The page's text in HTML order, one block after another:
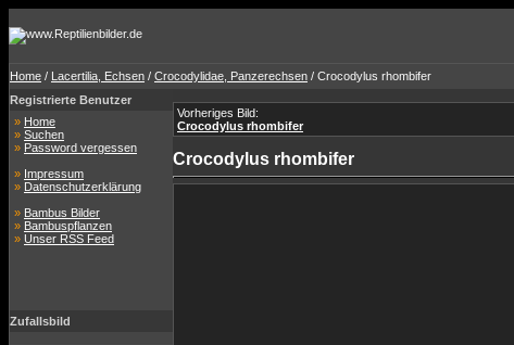
Home / Lacertilia, Echsen / Crocodylidae, Panzerechsen / Crocodylus rhombifer
Registrierte Benutzer
» Home
» Suchen
» Password vergessen
» Impressum
» Datenschutzerklärung
» Bambus Bilder
» Bambuspflanzen
» Unser RSS Feed
Zufallsbild
Vorheriges Bild:
Crocodylus rhombifer
Crocodylus rhombifer